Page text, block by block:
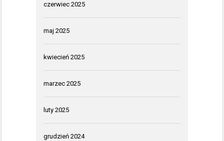
czerwiec 2025
maj 2025
kwiecień 2025
marzec 2025
luty 2025
grudzień 2024